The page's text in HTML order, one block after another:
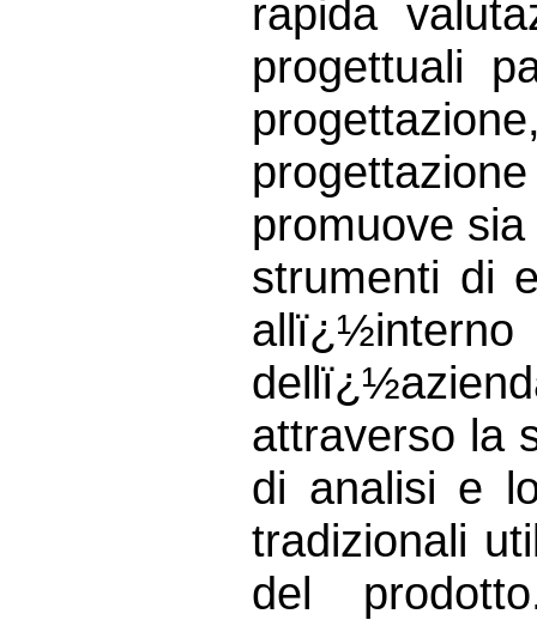
rapida
progettuali
promuove
strumenti di
attraverso la
di analisi e
tradizionali
del